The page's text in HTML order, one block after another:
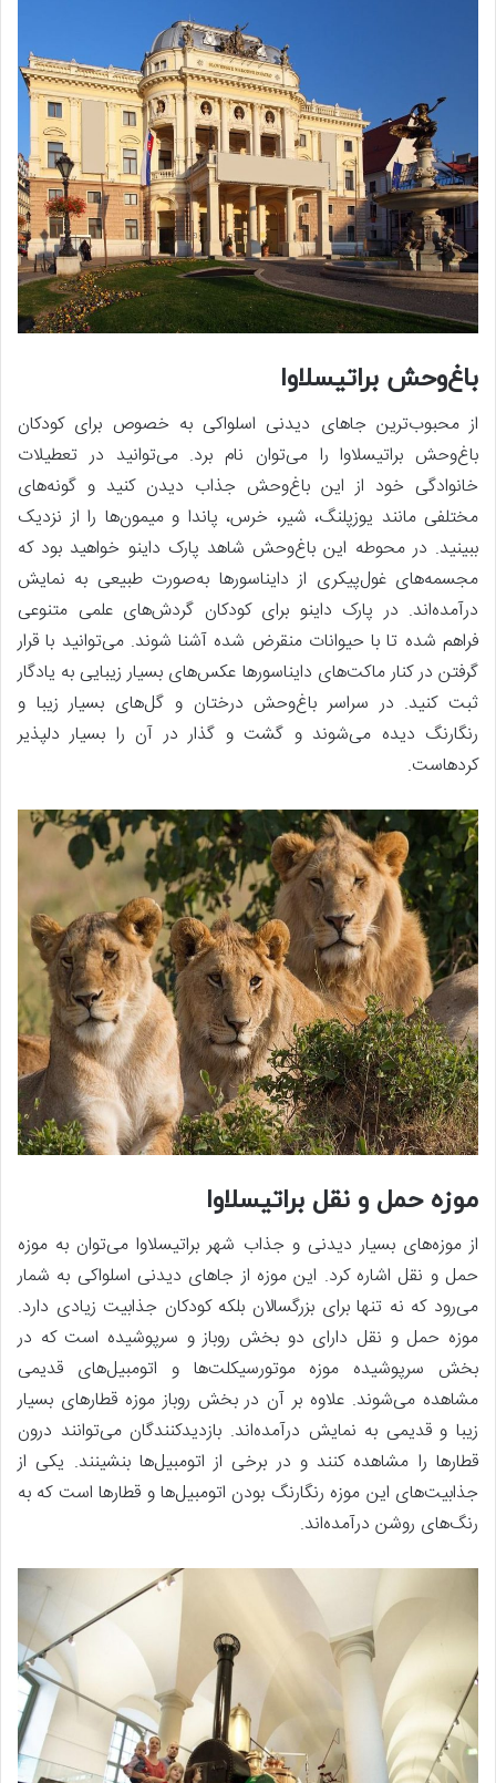
باغ‌وحش براتیسلاوا
از محبوب‌ترین جاهای دیدنی اسلواکی به خصوص برای کودکان
باغ‌وحش براتیسلاوا را می‌توان نام برد. می‌توانید در تعطیلات
خانوادگی خود از این باغ‌وحش جذاب دیدن کنید و گونه‌های
مختلفی مانند یوزپلنگ، شیر، خرس، پاندا و میمون‌ها را از نزدیک
ببینید. در محوطه این باغ‌وحش شاهد پارک داینو خواهید بود که
مجسمه‌های غول‌پیکری از دایناسورها به‌صورت طبیعی به نمایش
درآمده‌اند. در پارک داینو برای کودکان گردش‌های علمی متنوعی
فراهم شده تا با حیوانات منقرض شده آشنا شوند. می‌توانید با قرار
گرفتن در کنار ماکت‌های دایناسورها عکس‌های بسیار زیبایی به یادگار
ثبت کنید. در سراسر باغ‌وحش درختان و گل‌های بسیار زیبا و
رنگارنگ دیده می‌شوند و گشت و گذار در آن را بسیار دلپذیر
کردهاست.
موزه حمل و نقل براتیسلاوا
از موزه‌های بسیار دیدنی و جذاب شهر براتیسلاوا می‌توان به موزه
حمل و نقل اشاره کرد. این موزه از جاهای دیدنی اسلواکی به شمار
می‌رود که نه تنها برای بزرگسالان بلکه کودکان جذابیت زیادی دارد.
موزه حمل و نقل دارای دو بخش روباز و سرپوشیده است که در
بخش سرپوشیده موزه موتورسیکلت‌ها و اتومبیل‌های قدیمی
مشاهده می‌شوند. علاوه بر آن در بخش روباز موزه قطارهای بسیار
زیبا و قدیمی به نمایش درآمده‌اند. بازدیدکنندگان می‌توانند درون
قطارها را مشاهده کنند و در برخی از اتومبیل‌ها بنشینند. یکی از
جذابیت‌های این موزه رنگارنگ بودن اتومبیل‌ها و قطارها است که به
رنگ‌های روشن درآمده‌اند.